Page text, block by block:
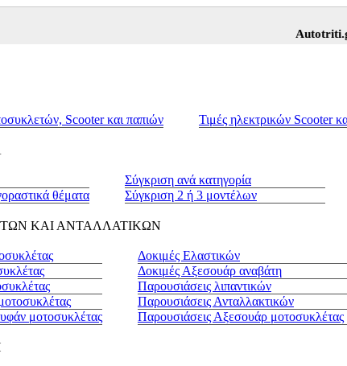
Autotriti.gr |
Scooter και παπιών Τιμές ηλεκτρικών Scooter
θέματα
Σύγκριση ανά κατηγορία
Σύγκριση 2 ή 3 μοντέλων
ΚΑΙ ΑΝΤΑΛΛΑΤΙΚΩΝ
μοτοσυκλέτας
Δοκιμές Ελαστικών
Δοκιμές Αξεσουάρ αναβάτη
Παρουσιάσεις λιπαντικών
Παρουσιάσεις Ανταλλακτικών
Παρουσιάσεις Αξεσουάρ μοτοσυκλέτας